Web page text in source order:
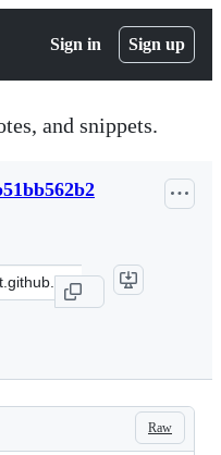
Sign in Sign up
and snippets.
Raw